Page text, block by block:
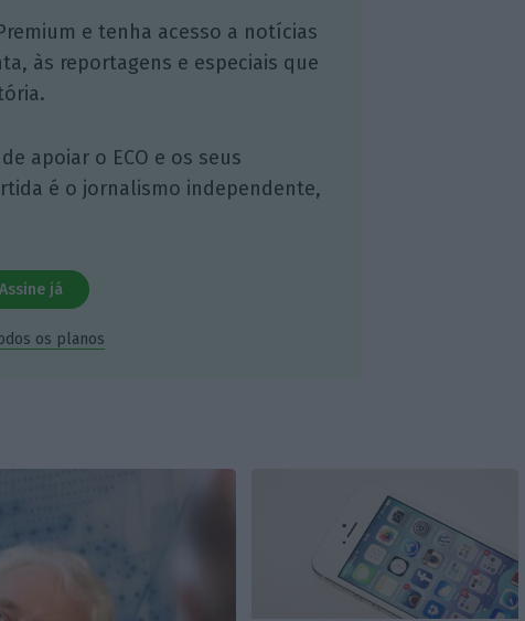
e tenha acesso a notícias
às reportagens e especiais que
apoiar o ECO e os seus
é o jornalismo independente,
Assine já
os planos